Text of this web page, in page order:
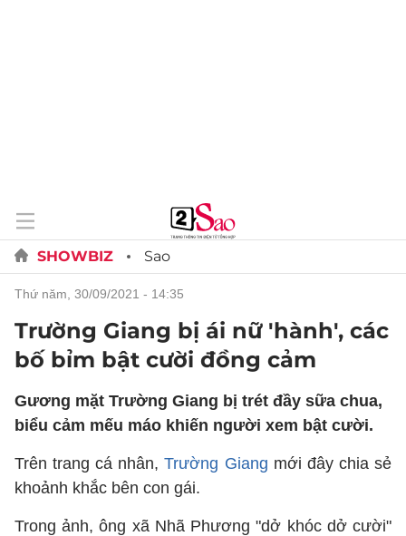
SHOWBIZ Sao
thứ năm, 30/09/2021 - 14:35
Trường Giang bị ái nữ 'hành', các
bố bỉm bật cười đồng cảm
Gương mặt Trường Giang bị trét đầy sữa chua,
biểu cảm mếu máo khiến người xem bật cười.
Trên trang cá nhân,Trường Giang mới đây chia sẻ
khoảnh khắc bên con gái.
Trong ảnh, ông xã Nhã Phương "dở khóc dở cười"